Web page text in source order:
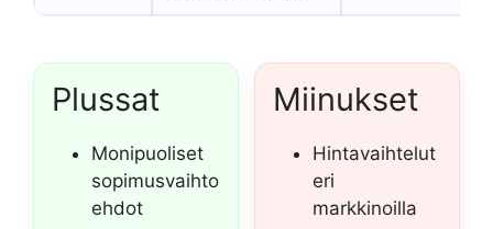
Plussat
Monipuoliset
sopimusvaihto
ehdot
Miinukset
Hintavaihtelut
eri
markkinoilla